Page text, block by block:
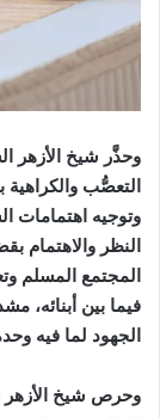
وحذَّر شيخ الأزهر
التعصُّب
وتوجيه اهتمامات
النظر والاهتمام
المجتمع المسلم
فيما بين أبنائه،
الجهود لما فيه
وحرص شيخ الأزهر